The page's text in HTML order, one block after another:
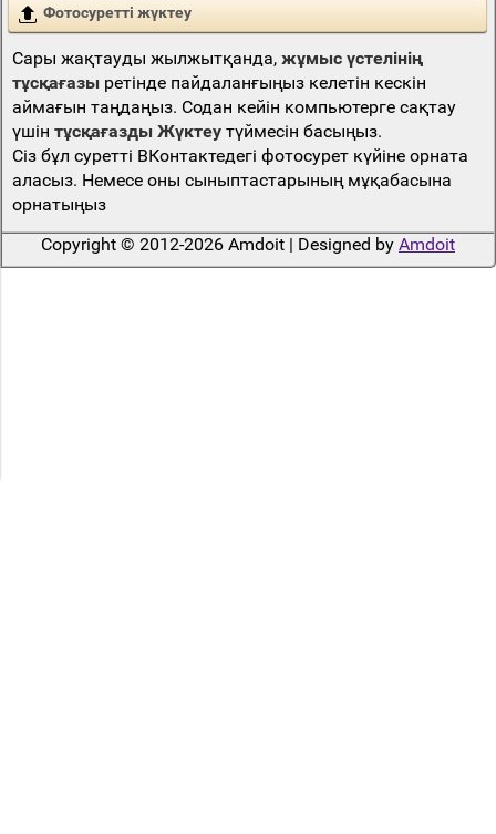
Фотосуретті жүктеу
Сары жақтауды жылжытқанда, жұмыс үстелінің
тұсқағазыретінде пайдаланғыңыз келетін кескін
аймағын таңдаңыз. Содан кейін компьютерге сақтау
үшін тұсқағазды Жүктеутүймесін басыңыз.
Сіз бұл суретті ВКонтактедегі фотосурет күйіне орната
аласыз. Немесе оны сыныптастарының мұқабасына
орнатыңыз
Copyright © 2012-2026 Amdoit | Designed by Amdoit